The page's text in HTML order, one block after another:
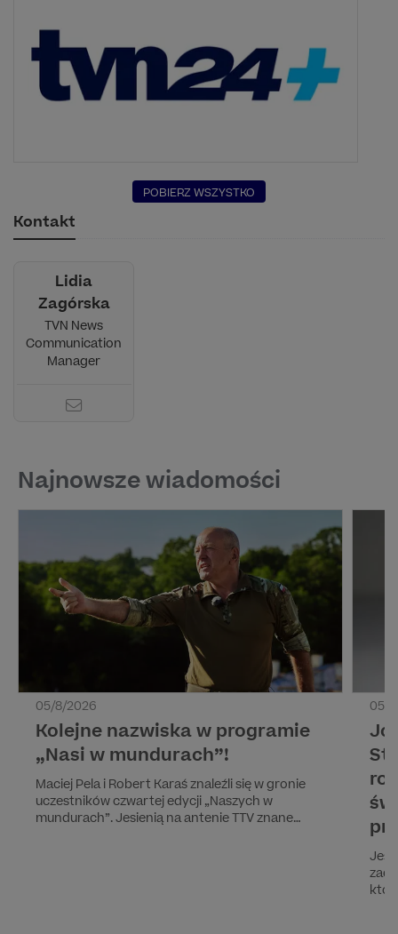
POBIERZ WSZYSTKO
Kontakt
Lidia
Zagórska
TVN News
Communication
Manager
Najnowsze wiadomości
05/8/2026
Kolejne nazwiska w programie
„Nasi w mundurach”!
Maciej Pela i Robert Karaś znaleźli się w gronie
uczestników czwartej edycji „Naszych w
mundurach”. Jesienią na antenie TTV znane
05/